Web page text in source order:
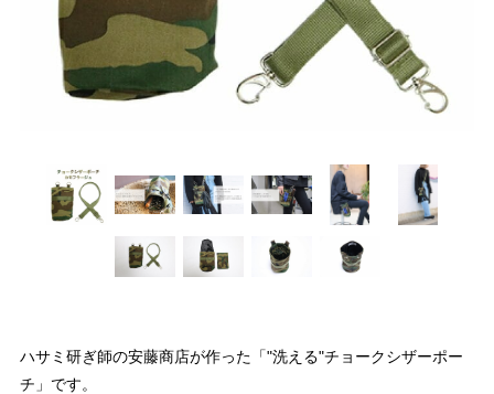
ハサミ研ぎ師の安藤商店が作った「"洗える"チョークシザーポー
チ」です。